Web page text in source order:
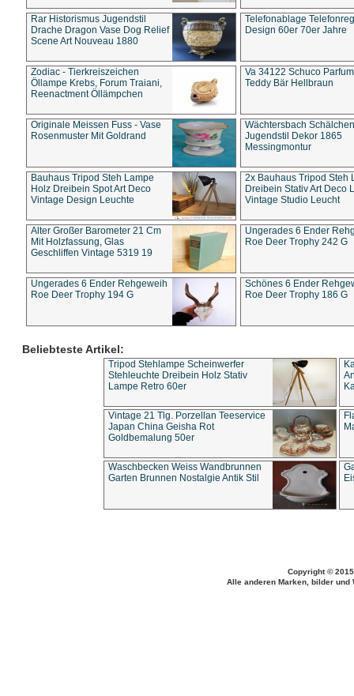
Rar Historismus Jugendstil
Drache Dragon Vase Dog Relief
Scene Art Nouveau 1880
Telefonablage
Design 60er 70er Jahre
Zodiac - Tierkreiszeichen
Öllampe Krebs, Forum Traiani,
Reenactment Öllämpchen
Va 34122 Schuco
Teddy Bär Hellbraun
Originale Meissen Fuss - Vase
Rosenmuster Mit Goldrand
Wächtersbach Schälchen
Jugendstil Dekor 1865
Messingmontur
Bauhaus Tripod Steh Lampe
Holz Dreibein Spot Art Deco
Vintage Design Leuchte
2x Bauhaus Tripod Steh
Dreibein Stativ Art Deco
Vintage Studio Leucht
Alter Großer Barometer 21 Cm
Mit Holzfassung, Glas
Geschliffen Vintage 5319 19
Ungerades 6 Ender
Roe Deer Trophy 242 G
Ungerades 6 Ender Rehgeweih
Roe Deer Trophy 194 G
Schönes 6 Ender
Roe Deer Trophy 186 G
Beliebteste Artikel:
Tripod Stehlampe Scheinwerfer
Stehleuchte Dreibein Holz Stativ
Lampe Retro 60er
Vintage 21 Tlg. Porzellan Teeservice
Japan China Geisha Rot
Goldbemalung 50er
Waschbecken Weiss Wandbrunnen
Garten Brunnen Nostalgie Antik Stil
Copyright ©
Alle anderen Marken, bilder und